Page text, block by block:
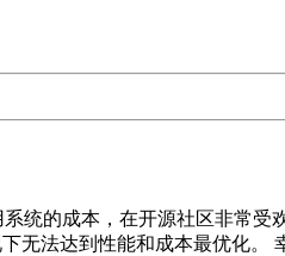
的成本，在开源社区非常受
法达到性能和成本最优化。